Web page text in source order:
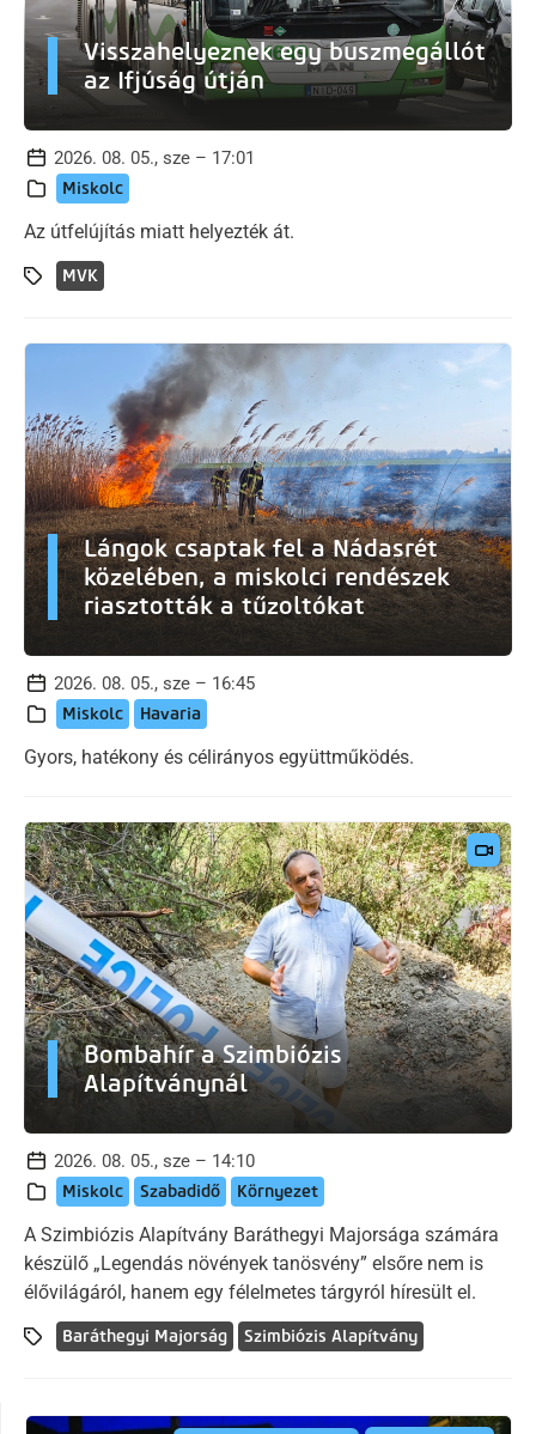
Visszahelyeznek egy buszmegállót
az Ifjúság útján
2026. 08. 05., sze – 17:01
Miskolc
Az útfelújítás miatt helyezték át.
MVK
Lángok csaptak fel a Nádasrét
közelében, a miskolci rendészek
riasztották a tűzoltókat
2026. 08. 05., sze – 16:45
Miskolc Havaria
Gyors, hatékony és célirányos együttműködés.
Bombahír a Szimbiózis
Alapítványnál
2026. 08. 05., sze – 14:10
Miskolc Szabadidő Környezet
A Szimbiózis Alapítvány Baráthegyi Majorsága számára
készülő „Legendás növények tanösvény” elsőre nem is
élővilágáról, hanem egy félelmetes tárgyról híresült el.
Baráthegyi Majorság Szimbiózis Alapítvány